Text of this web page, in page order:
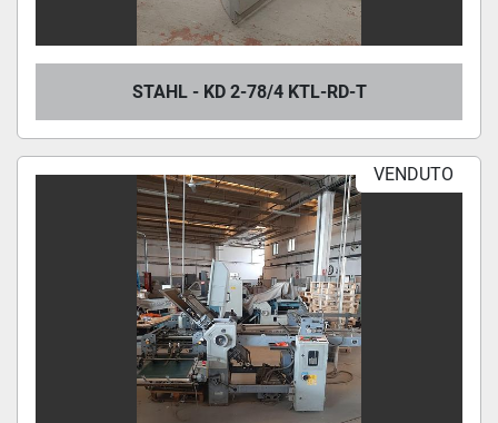
STAHL - KD 2-78/4 KTL-RD-T
VENDUTO